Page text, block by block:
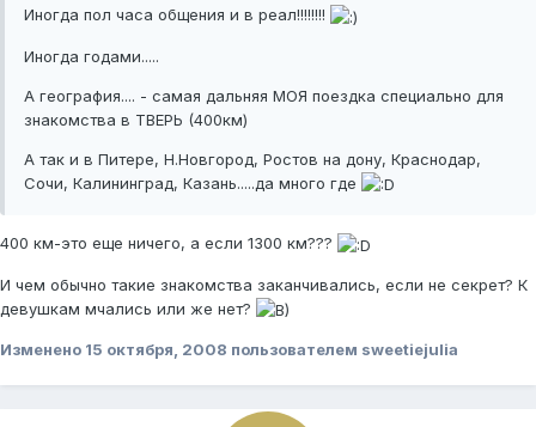
Иногда пол часа общения и в реал!!!!!!!!
Иногда годами.....
А география.... - самая дальняя МОЯ поездка специально для
знакомства в ТВЕРЬ (400км)
А так и в Питере, Н.Новгород, Ростов на дону, Краснодар,
Сочи, Калининград, Казань.....да много где
400 км-это еще ничего, а если 1300 км???
И чем обычно такие знакомства заканчивались, если не секрет? К
девушкам мчались или же нет?
Изменено 15 октября, 2008 пользователем sweetiejulia